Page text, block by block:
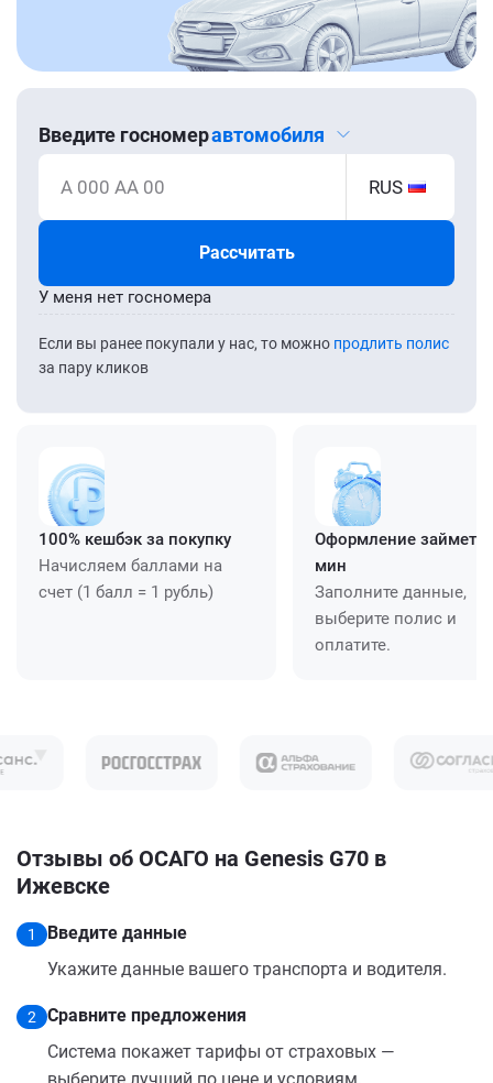
Введите госномеравтомобиля
А 000 АА 00 RUS
Рассчитать
Если вы ранее покупали у нас, то можно продлить полис
за пару кликов
У меня нет госномера
100% кешбэк за покупку
Начисляем баллами на
счет (1 балл = 1 рубль)
Оформление займет
мин
Заполните данные,
выберите полис и
оплатите.
Отзывы об ОСАГО на Genesis G70 в
Ижевске
1
Введите данные
Укажите данные вашего транспорта и водителя.
2
Сравните предложения
Система покажет тарифы от страховых —